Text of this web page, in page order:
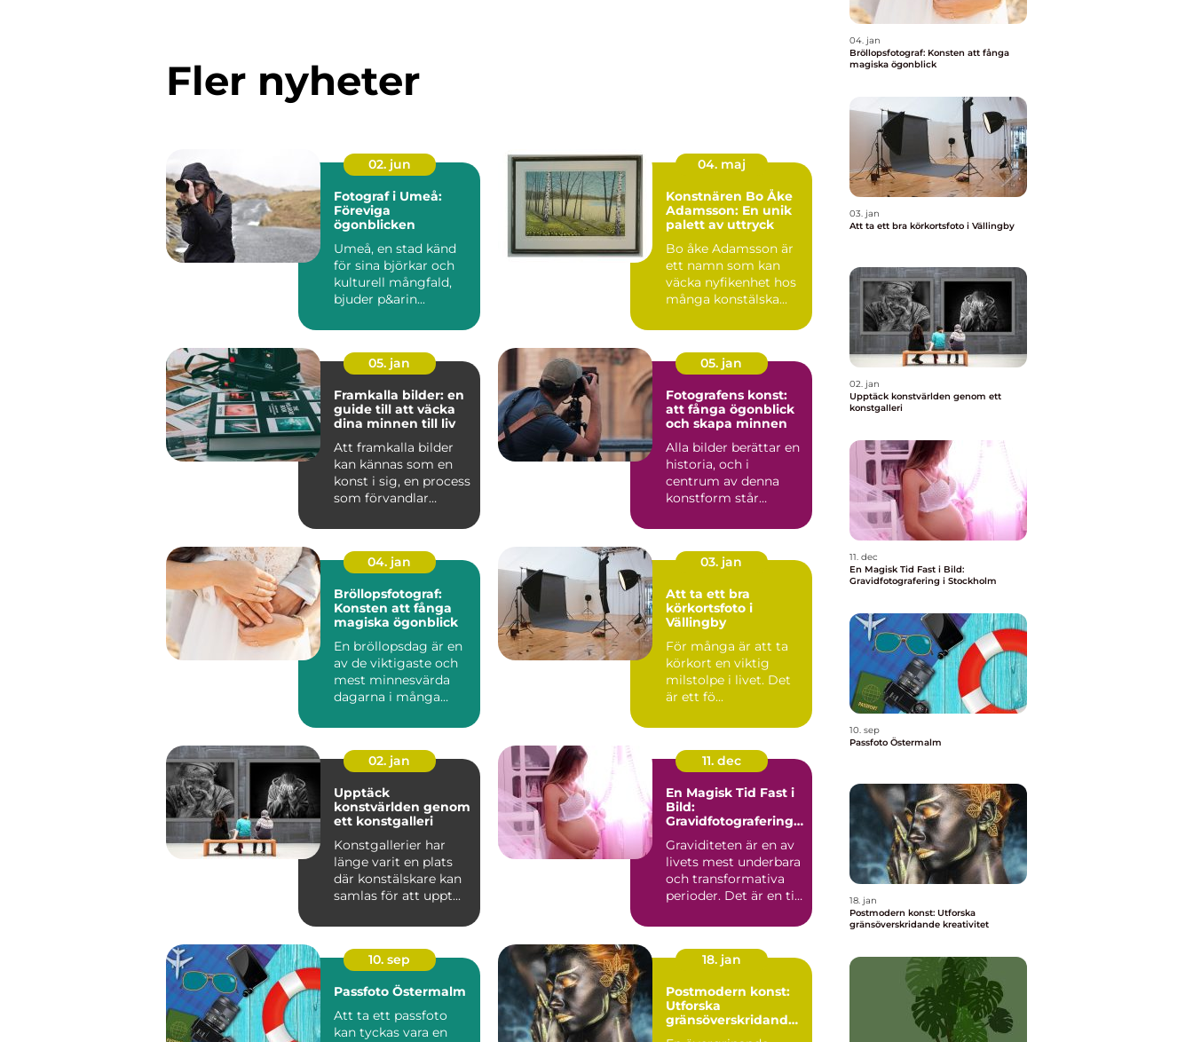
Fler nyheter
02. jun
Fotograf i Umeå:
Föreviga
ögonblicken
Umeå, en stad känd
för sina björkar och
kulturell mångfald,
bjuder p&arin...
04. maj
Konstnären Bo Åke
Adamsson: En unik
palett av uttryck
Bo åke Adamsson är
ett namn som kan
väcka nyfikenhet hos
många konstälska...
05. jan
Framkalla bilder: en
guide till att väcka
dina minnen till liv
Att framkalla bilder
kan kännas som en
konst i sig, en process
som förvandlar
05. jan
Fotografens konst:
att fånga ögonblick
och skapa minnen
Alla bilder berättar en
historia, och i
centrum av denna
konstform står
04. jan
Bröllopsfotograf:
Konsten att fånga
magiska ögonblick
En bröllopsdag är en
av de viktigaste och
mest minnesvärda
dagarna i många
03. jan
Att ta ett bra
körkortsfoto i
Vällingby
För många är att ta
körkort en viktig
milstolpe i livet. Det
är ett fö...
02. jan
Upptäck
konstvärlden genom
ett konstgalleri
Konstgallerier har
länge varit en plats
där konstälskare kan
samlas för att uppt...
11. dec
En Magisk Tid Fast i
Bild:
Gravidfotografering i
Graviditeten är en av
livets mest underbara
och transformativa
perioder. Det är en tid
10. sep
Passfoto Östermalm
Att ta ett passfoto
kan tyckas vara en
18. jan
Postmodern konst:
Utforska
gränsöverskridande
04. jan
Bröllopsfotograf: Konsten att fånga
magiska ögonblick
03. jan
Att ta ett bra körkortsfoto i Vällingby
02. jan
Upptäck konstvärlden genom ett
konstgalleri
11. dec
En Magisk Tid Fast i Bild:
Gravidfotografering i Stockholm
10. sep
Passfoto Östermalm
18. jan
Postmodern konst: Utforska
gränsöverskridande kreativitet